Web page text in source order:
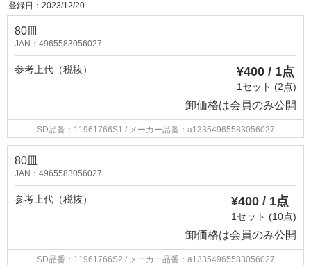
登録日：2023/12/20
80皿
JAN：4965583056027
参考上代（税抜） ¥400 / 1点
1セット (2点)
卸価格は会員のみ公開
SD品番：11961766S1 / メーカー品番：a13354965583056027
80皿
JAN：4965583056027
参考上代（税抜） ¥400 / 1点
1セット (10点)
卸価格は会員のみ公開
SD品番：11961766S2 / メーカー品番：a13354965583056027